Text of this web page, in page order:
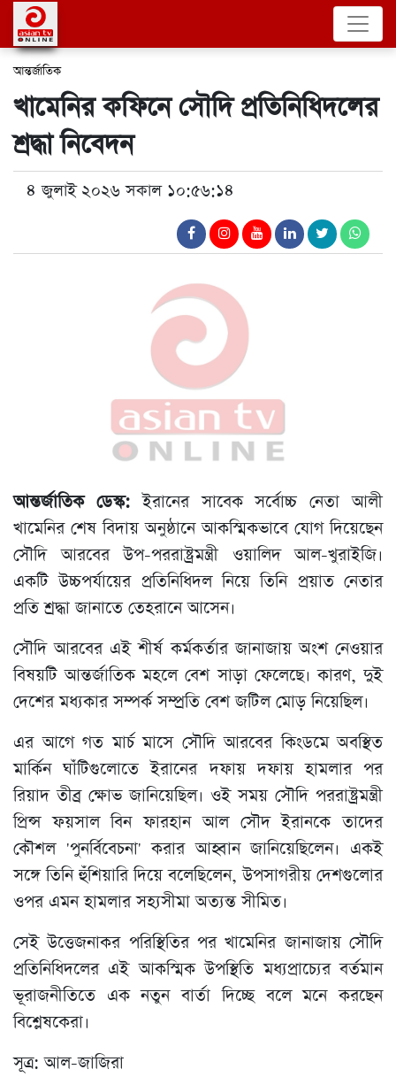
আন্তর্জাতিক
খামেনির কফিনে সৌদি প্রতিনিধিদলের
শ্রদ্ধা নিবেদন
৪ জুলাই ২০২৬ সকাল ১০:৫৬:১৪
আন্তর্জাতিক ডেস্ক:ইরানের সাবেক সর্বোচ্চ নেতা আলী
খামেনির শেষ বিদায় অনুষ্ঠানে আকস্মিকভাবে যোগ দিয়েছেন
সৌদি আরবের উপ-পররাষ্ট্রমন্ত্রী ওয়ালিদ আল-খুরাইজি।
একটি উচ্চপর্যায়ের প্রতিনিধিদল নিয়ে তিনি প্রয়াত নেতার
প্রতি শ্রদ্ধা জানাতে তেহরানে আসেন।
সৌদি আরবের এই শীর্ষ কর্মকর্তার জানাজায় অংশ নেওয়ার
বিষয়টি আন্তর্জাতিক মহলে বেশ সাড়া ফেলেছে। কারণ, দুই
দেশের মধ্যকার সম্পর্ক সম্প্রতি বেশ জটিল মোড় নিয়েছিল।
এর আগে গত মার্চ মাসে সৌদি আরবের কিংডমে অবস্থিত
মার্কিন ঘাঁটিগুলোতে ইরানের দফায় দফায় হামলার পর
রিয়াদ তীব্র ক্ষোভ জানিয়েছিল। ওই সময় সৌদি পররাষ্ট্রমন্ত্রী
প্রিন্স ফয়সাল বিন ফারহান আল সৌদ ইরানকে তাদের
কৌশল 'পুনর্বিবেচনা' করার আহ্বান জানিয়েছিলেন। একই
সঙ্গে তিনি হুঁশিয়ারি দিয়ে বলেছিলেন, উপসাগরীয় দেশগুলোর
ওপর এমন হামলার সহ্যসীমা অত্যন্ত সীমিত।
সেই উত্তেজনাকর পরিস্থিতির পর খামেনির জানাজায় সৌদি
প্রতিনিধিদলের এই আকস্মিক উপস্থিতি মধ্যপ্রাচ্যের বর্তমান
ভূরাজনীতিতে এক নতুন বার্তা দিচ্ছে বলে মনে করছেন
বিশ্লেষকেরা।
সূত্র: আল-জাজিরা